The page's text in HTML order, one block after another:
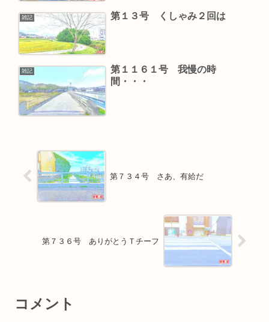
雑記 第１３号 くしゃみ２回は
雑記
第１１６１号 我慢の時
間・・・
第７３４号 さあ、有給だ
第７３６号 ありがとうＴチーフ
コメント